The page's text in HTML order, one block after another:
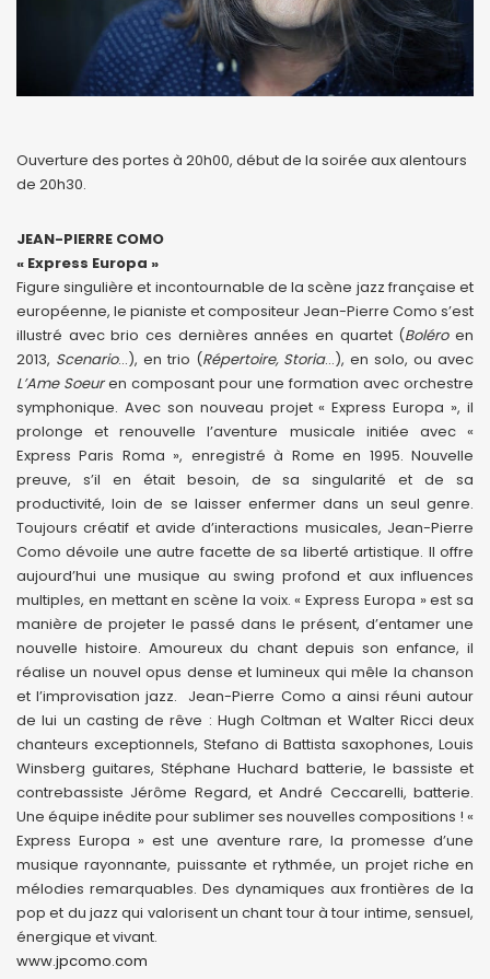
Ouverture des portes à 20h00, début de la soirée aux alentours
de 20h30.
JEAN-PIERRE COMO
« Express Europa »
Figure singulière et incontournable de la scène jazz française et
européenne, le pianiste et compositeur Jean-Pierre Como s’est
illustré avec brio ces dernières années en quartet (Boléroen
2013, Scenario…), en trio (Répertoire, Storia…), en solo, ou avec
L’Ame Soeuren composant pour une formation avec orchestre
symphonique. Avec son nouveau projet « Express Europa », il
prolonge et renouvelle l’aventure musicale initiée avec «
Express Paris Roma », enregistré à Rome en 1995. Nouvelle
preuve, s’il en était besoin, de sa singularité et de sa
productivité, loin de se laisser enfermer dans un seul genre.
Toujours créatif et avide d’interactions musicales, Jean-Pierre
Como dévoile une autre facette de sa liberté artistique. Il offre
aujourd’hui une musique au swing profond et aux influences
multiples, en mettant en scène la voix. « Express Europa » est sa
manière de projeter le passé dans le présent, d’entamer une
nouvelle histoire. Amoureux du chant depuis son enfance, il
réalise un nouvel opus dense et lumineux qui mêle la chanson
et l’improvisation jazz. Jean-Pierre Como a ainsi réuni autour
de lui un casting de rêve : Hugh Coltman et Walter Ricci deux
chanteurs exceptionnels, Stefano di Battista saxophones, Louis
Winsberg guitares, Stéphane Huchard batterie, le bassiste et
contrebassiste Jérôme Regard, et André Ceccarelli, batterie.
Une équipe inédite pour sublimer ses nouvelles compositions ! «
Express Europa » est une aventure rare, la promesse d’une
musique rayonnante, puissante et rythmée, un projet riche en
mélodies remarquables. Des dynamiques aux frontières de la
pop et du jazz qui valorisent un chant tour à tour intime, sensuel,
énergique et vivant.
www.jpcomo.com